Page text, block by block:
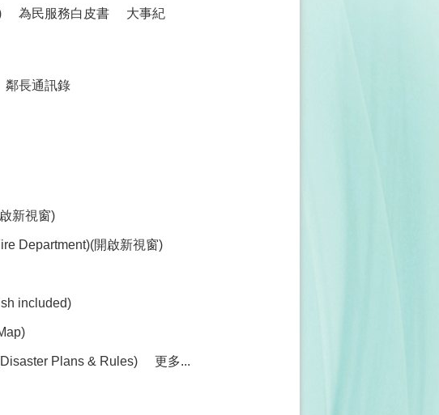
為民服務白皮書 大事紀
鄰長通訊錄
新視窗)
Department)(開啟新視窗)
included)
Plans & Rules) 更多...